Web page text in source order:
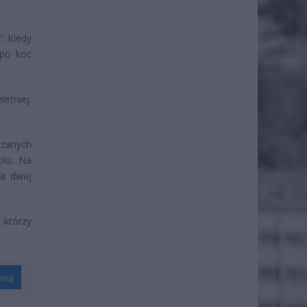
Kiedy
koc
Na
dwaj
którzy